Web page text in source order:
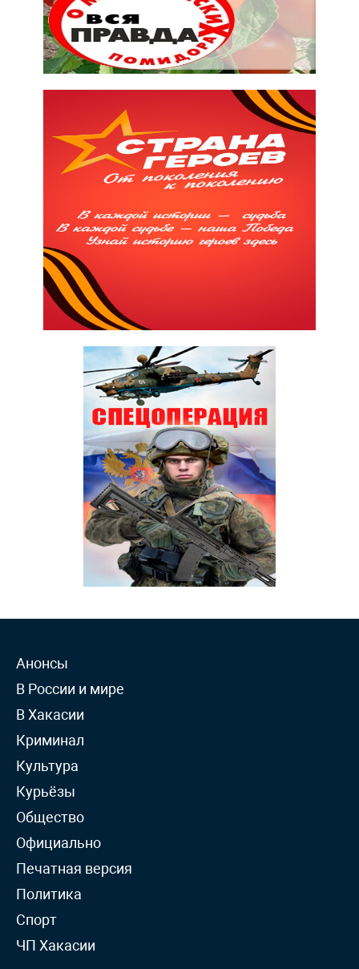
Анонсы
В России и мире
В Хакасии
Криминал
Культура
Курьёзы
Общество
Официально
Печатная версия
Политика
Спорт
ЧП Хакасии